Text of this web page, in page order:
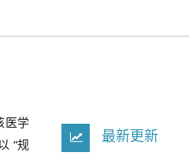
医学
“规
最新更新